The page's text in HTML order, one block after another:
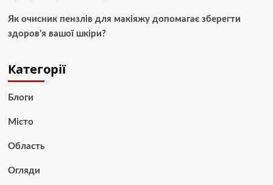
Як очисник пензлів для макіяжу допомагає зберегти
здоров’я вашої шкіри?
Категорії
Блоги
Місто
Область
Огляди